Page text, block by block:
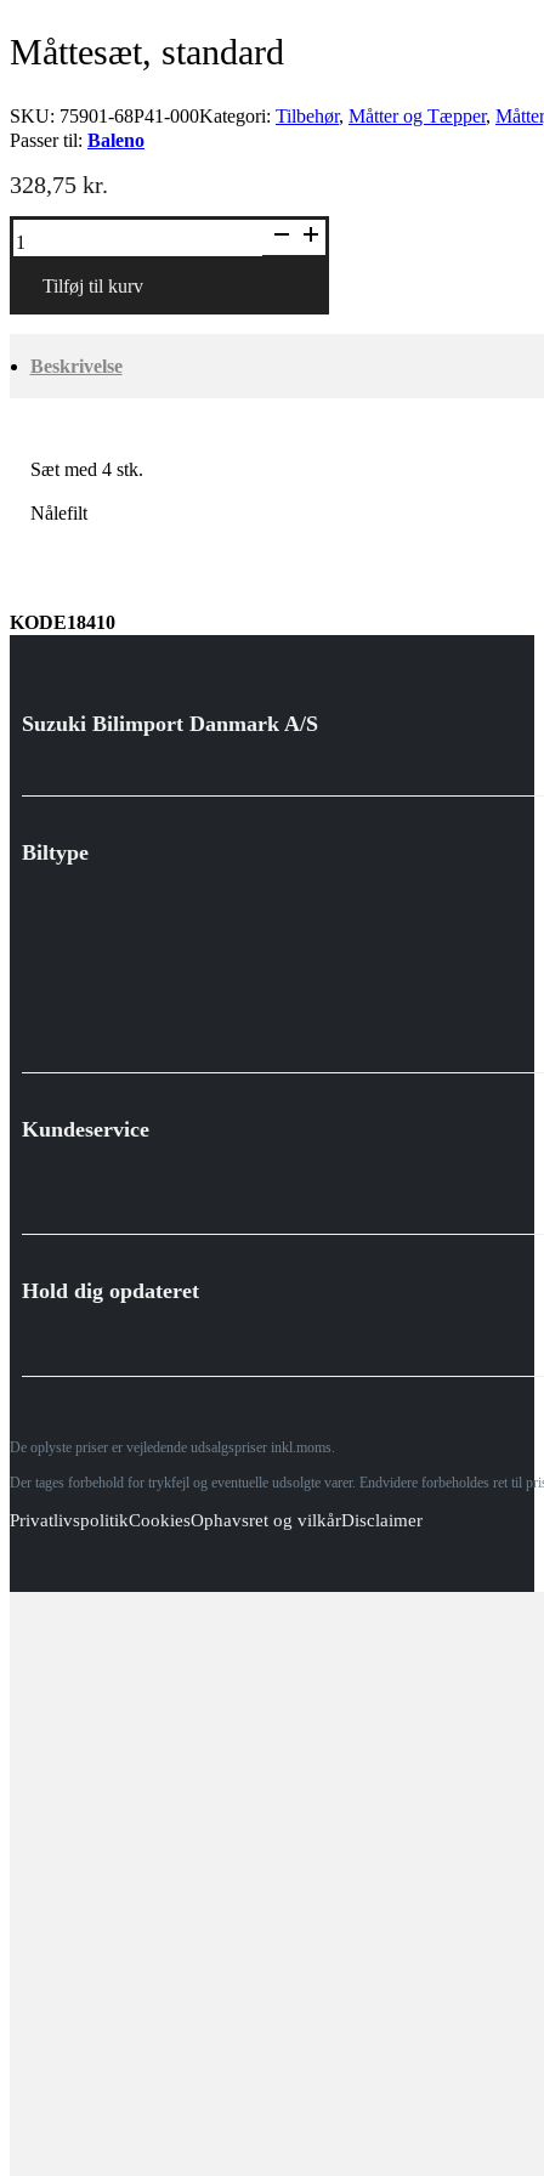
Måttesæt, standard
SKU: 75901-68P41-000Kategori: Tilbehør, Måtter og Tæpper,
Passer til: Baleno
328,75 kr.
standard
Tilføj til kurv
Beskrivelse
Sæt med 4 stk.
Nålefilt
KODE18410
Suzuki Bilimport Danmark A/S
Biltype
Kundeservice
Hold dig opdateret
De oplyste priser er vejledende udsalgspriser inkl.moms.
Der tages forbehold for trykfejl og eventuelle udsolgte varer. Endvidere forbeholdes ret til
PrivatlivspolitikCookiesOphavsret og vilkårDisclaimer